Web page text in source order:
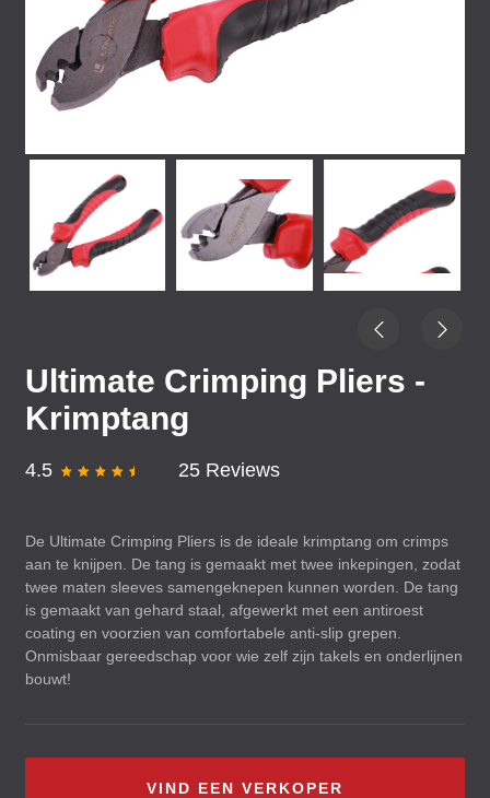
Ultimate Crimping Pliers -
Krimptang
4.5 25 Reviews
De Ultimate Crimping Pliers is de ideale krimptang om crimps
aan te knijpen. De tang is gemaakt met twee inkepingen, zodat
twee maten sleeves samengeknepen kunnen worden. De tang
is gemaakt van gehard staal, afgewerkt met een antiroest
coating en voorzien van comfortabele anti-slip grepen.
Onmisbaar gereedschap voor wie zelf zijn takels en onderlijnen
bouwt!
VIND EEN VERKOPER